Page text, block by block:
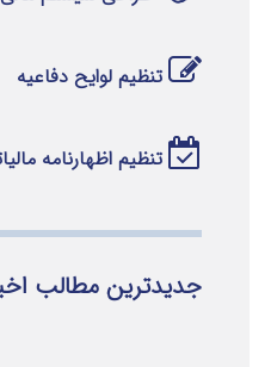
تنظیم لوایح دفاعیه
تنظیم اظهارنامه
جدیدترین مطالب